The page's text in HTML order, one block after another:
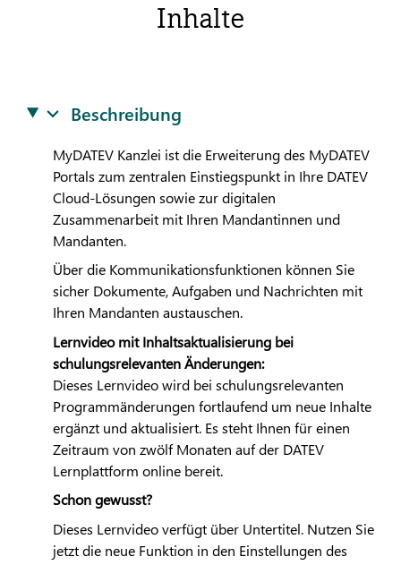
Inhalte
Beschreibung
MyDATEVKanzlei ist die Erweiterung des MyDATEV
Portals zum zentralen Einstiegspunkt in Ihre DATEV
Cloud-Lösungen sowie zur digitalen
Zusammenarbeit mit Ihren Mandantinnen und
Mandanten.
Über die Kommunikationsfunktionen können Sie
sicher Dokumente, Aufgaben und Nachrichten mit
Ihren Mandanten austauschen.
Lernvideo mit Inhaltsaktualisierung bei
schulungsrelevanten Änderungen:
Dieses Lernvideo wird bei schulungsrelevanten
Programmänderungen fortlaufend um neue Inhalte
ergänzt und aktualisiert. Es steht Ihnen für einen
Zeitraum von zwölf Monaten auf der DATEV
Lernplattform online bereit.
Schon gewusst?
Dieses Lernvideo verfügt über Untertitel. Nutzen Sie
jetzt die neue Funktion in den Einstellungen des